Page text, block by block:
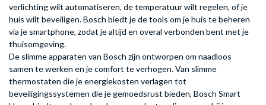
verlichting wilt automatiseren, de temperatuur wilt regelen, of je
huis wilt beveiligen. Bosch biedt je de tools om je huis te beheren
via je smartphone, zodat je altijd en overal verbonden bent met je
thuisomgeving.
De slimme apparaten van Bosch zijn ontworpen om naadloos
samen te werken en je comfort te verhogen. Van slimme
thermostaten die je energiekosten verlagen tot
beveiligingssystemen die je gemoedsrust bieden, Bosch Smart